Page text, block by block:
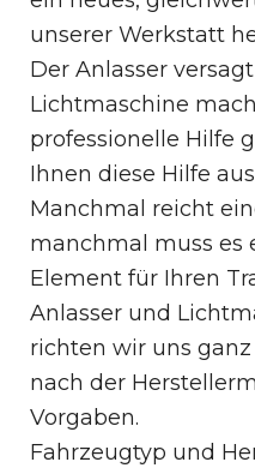
unserer Werkstatt
Der Anlasser
Lichtmaschine
professionelle Hilfe
Ihnen diese Hilfe
Manchmal reicht
manchmal muss es
Element für Ihren
Anlasser und
richten wir uns
nach der
Vorgaben.
Fahrzeugtyp und